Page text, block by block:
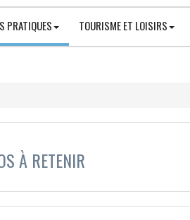
PRATIQUES TOURISME ET LOISIRS
À RETENIR